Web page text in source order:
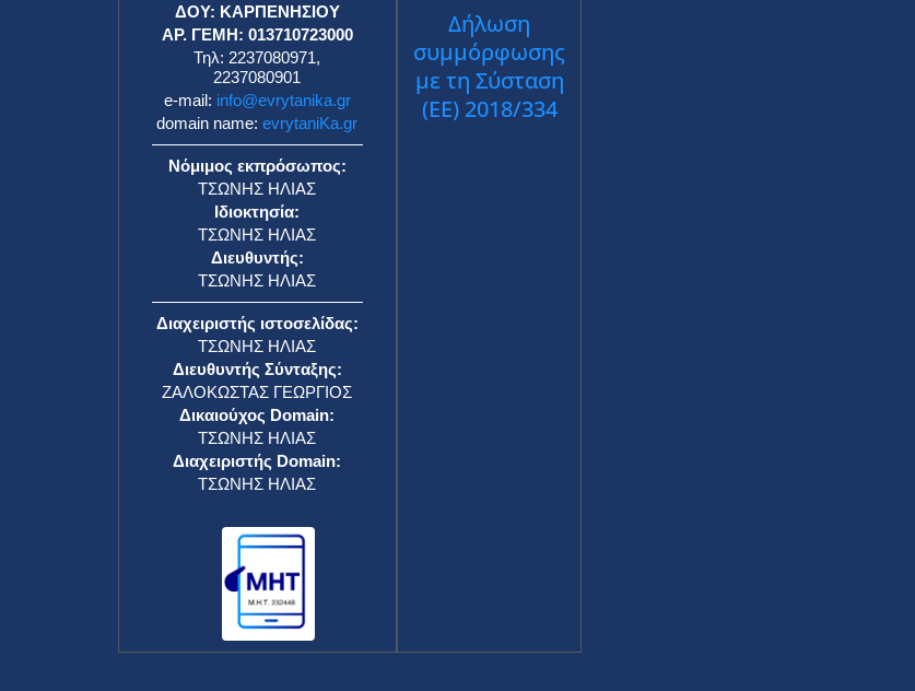
ΔΟΥ: ΚΑΡΠΕΝΗΣΙΟΥ
ΑΡ. ΓΕΜΗ: 013710723000
Τηλ: 2237080971,
2237080901
e-mail: info@evrytanika.gr
domain name:evrytaniKa.gr
Νόμιμος εκπρόσωπος:
ΤΣΩΝΗΣ ΗΛΙΑΣ
Ιδιοκτησία:
ΤΣΩΝΗΣ ΗΛΙΑΣ
Διευθυντής:
ΤΣΩΝΗΣ ΗΛΙΑΣ
Διαχειριστής ιστοσελίδας:
ΤΣΩΝΗΣ ΗΛΙΑΣ
Διευθυντής Σύνταξης:
ΖΑΛΟΚΩΣΤΑΣ ΓΕΩΡΓΙΟΣ
Δικαιούχος Domain:
ΤΣΩΝΗΣ ΗΛΙΑΣ
Διαχειριστής Domain:
ΤΣΩΝΗΣ ΗΛΙΑΣ
Δήλωση
συμμόρφωσης
με τη Σύσταση
(ΕΕ) 2018/334